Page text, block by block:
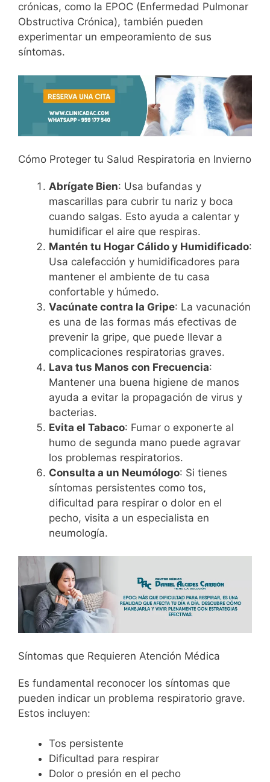
crónicas, como la EPOC (Enfermedad Pulmonar
Obstructiva Crónica), también pueden
experimentar un empeoramiento de sus
síntomas.
Cómo Proteger tu Salud Respiratoria en Invierno
Abrígate Bien: Usa bufandas y
mascarillas para cubrir tu nariz y boca
cuando salgas. Esto ayuda a calentar y
humidificar el aire que respiras.
Mantén tu Hogar Cálido y Humidificado:
Usa calefacción y humidificadores para
mantener el ambiente de tu casa
confortable y húmedo.
Vacúnate contra la Gripe: La vacunación
es una de las formas más efectivas de
prevenir la gripe, que puede llevar a
complicaciones respiratorias graves.
Lava tus Manos con Frecuencia:
Mantener una buena higiene de manos
ayuda a evitar la propagación de virus y
bacterias.
Evita el Tabaco: Fumar o exponerte al
humo de segunda mano puede agravar
los problemas respiratorios.
Consulta a un Neumólogo: Si tienes
síntomas persistentes como tos,
dificultad para respirar o dolor en el
pecho, visita a un especialista en
neumología.
Síntomas que Requieren Atención Médica
Es fundamental reconocer los síntomas que
pueden indicar un problema respiratorio grave.
Estos incluyen:
Tos persistente
Dificultad para respirar
Dolor o presión en el pecho